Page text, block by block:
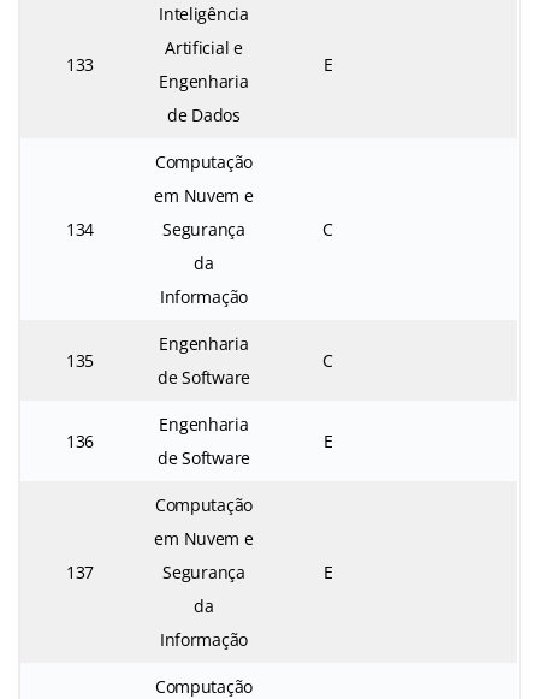
133
Inteligência
Artificial e
Engenharia
de Dados
E
134
Computação
em Nuvem e
Segurança
da
Informação
C
135
Engenharia
de Software
C
136
Engenharia
de Software
E
137
Computação
em Nuvem e
Segurança
da
Informação
E
Computação